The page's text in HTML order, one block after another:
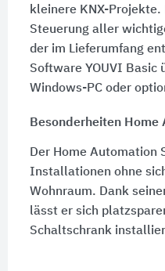
kleinere KNX-
Steuerung aller
der im Lieferumfang
Software YOUVI Basic
Windows-PC oder
Besonderheiten Home
Der Home Automation
Installationen ohne
Wohnraum. Dank
lässt er sich
Schaltschrank